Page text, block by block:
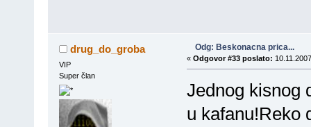
drug_do_groba
VIP
Super član
Odg: Beskonacna prica...
« Odgovor #33 poslato:
Jednog kisnog
u kafanu!Reko